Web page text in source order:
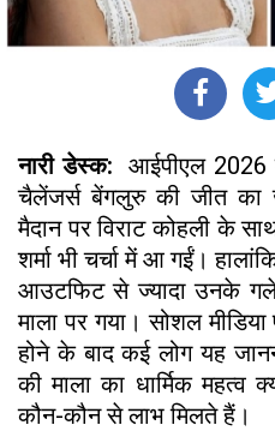
नारी डेस्क:आईपीएल
चैलेंजर्स बेंगलुरु की जीत का
मैदान पर विराट कोहली के
शर्मा भी चर्चा में आ गईं।
आउटफिट से ज्यादा उनके
माला पर गया। सोशल
होने के बाद कई लोग यह
की माला का धार्मिक
कौन-कौन से लाभ मिलते हैं।